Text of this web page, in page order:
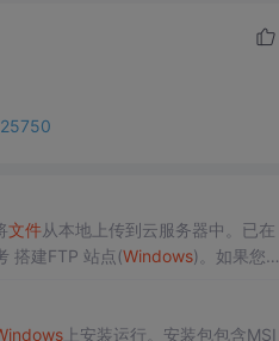
文件从本地上传到云服务器中。已在
搭建FTP 站点(Windows)。如果您的
上安装运行。安装包包含MSI